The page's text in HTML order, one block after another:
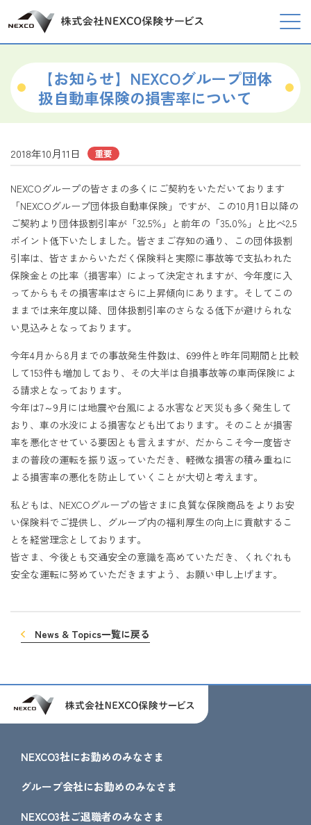
【お知らせ】NEXCOグループ団体
扱自動車保険の損害率について
2018年10月11日 重要
NEXCOグループの皆さまの多くにご契約をいただいております
「NEXCOグループ団体扱自動車保険」ですが、この10月1日以降の
ご契約より団体扱割引率が「32.5％」と前年の「35.0％」と比べ2.5
ポイント低下いたしました。皆さまご存知の通り、この団体扱割
引率は、皆さまからいただく保険料と実際に事故等で支払われた
保険金との比率（損害率）によって決定されますが、今年度に入
ってからもその損害率はさらに上昇傾向にあります。そしてこの
ままでは来年度以降、団体扱割引率のさらなる低下が避けられな
い見込みとなっております。
今年4月から8月までの事故発生件数は、699件と昨年同期間と比較
して153件も増加しており、その大半は自損事故等の車両保険によ
る請求となっております。
今年は7～9月には地震や台風による水害など天災も多く発生して
おり、車の水没による損害なども出ております。そのことが損害
率を悪化させている要因とも言えますが、だからこそ今一度皆さ
まの普段の運転を振り返っていただき、軽微な損害の積み重ねに
よる損害率の悪化を防止していくことが大切と考えます。
私どもは、NEXCOグループの皆さまに良質な保険商品をよりお安
い保険料でご提供し、グループ内の福利厚生の向上に貢献するこ
とを経営理念としております。
皆さま、今後とも交通安全の意識を高めていただき、くれぐれも
安全な運転に努めていただきますよう、お願い申し上げます。
News & Topics一覧に戻る
NEXCO3社にお勤めのみなさま
グループ会社にお勤めのみなさま
NEXCO3社ご退職者のみなさま